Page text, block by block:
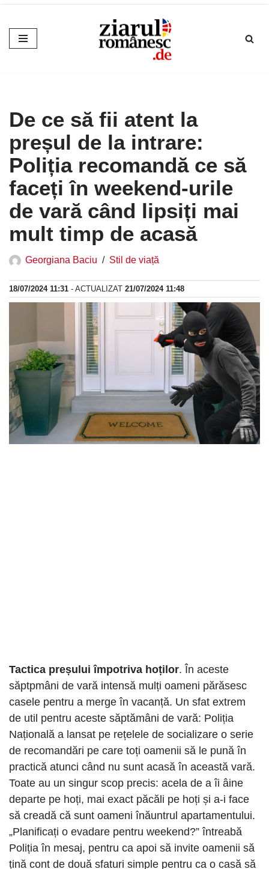
Sari
la
De ce să fii atent la
preșul de la intrare:
Poliția recomandă ce să
faceți în weekend-urile
de vară când lipsiți mai
mult timp de acasă
Georgiana Baciu Stil de viață
18/07/2024 11:31 - ACTUALIZAT 21/07/2024 11:48
Tactica preșului împotriva hoților. În aceste
săptpmâni de vară intensă mulți oameni părăsesc
casele pentru a merge în vacanță. Un sfat extrem
de util pentru aceste săptămâni de vară: Poliția
Națională a lansat pe rețelele de socializare o serie
de recomandări pe care toți oamenii să le pună în
practică atunci când nu sunt acasă în această vară.
Toate au un singur scop precis: acela de a îi âine
departe pe hoți, mai exact păcăli pe hoți și a-i face
să creadă că sunt oameni înăuntrul apartamentului.
„Planificați o evadare pentru weekend?” întreabă
Poliția în mesaj, pentru ca apoi să invite oamenii să
țină cont de două sfaturi simple pentru ca o casă să